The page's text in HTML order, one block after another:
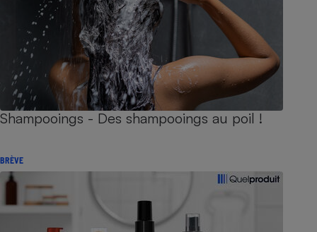
Shampooings - Des shampooings au poil !
BRÈVE